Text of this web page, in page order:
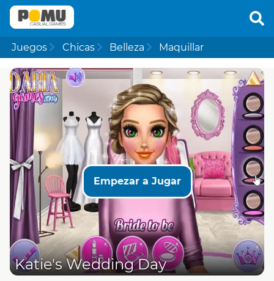
Juegos Chicas Belleza Maquillar
Empezar a Jugar
Katie's Wedding Day